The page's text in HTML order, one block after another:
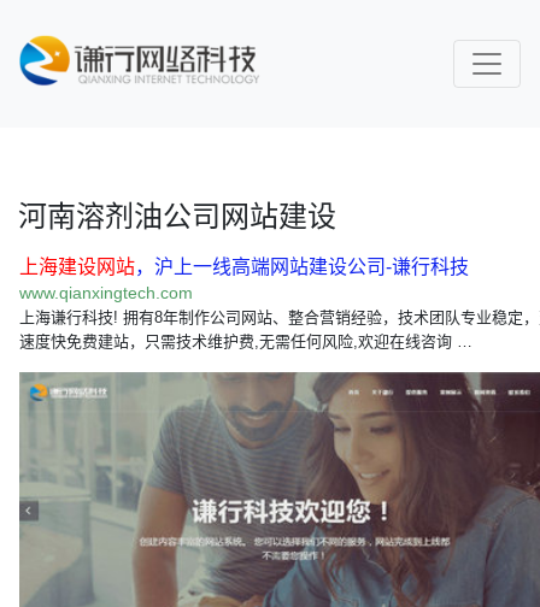
河南溶剂油公司网站建设
上海建设网站，沪上一线高端网站建设公司-谦行科技
www.qianxingtech.com
上海谦行科技! 拥有8年制作公司网站、整合营销经验，技术团队专业稳定
速度快免费建站，只需技术维护费,无需任何风险,欢迎在线咨询 …